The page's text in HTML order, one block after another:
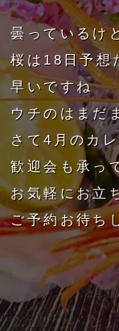
曇っているけ
桜は18日予想
早いですね
ウチのはまだ
さて4月のカ
歓迎会も承っ
お気軽にお立
ご予約お待ち